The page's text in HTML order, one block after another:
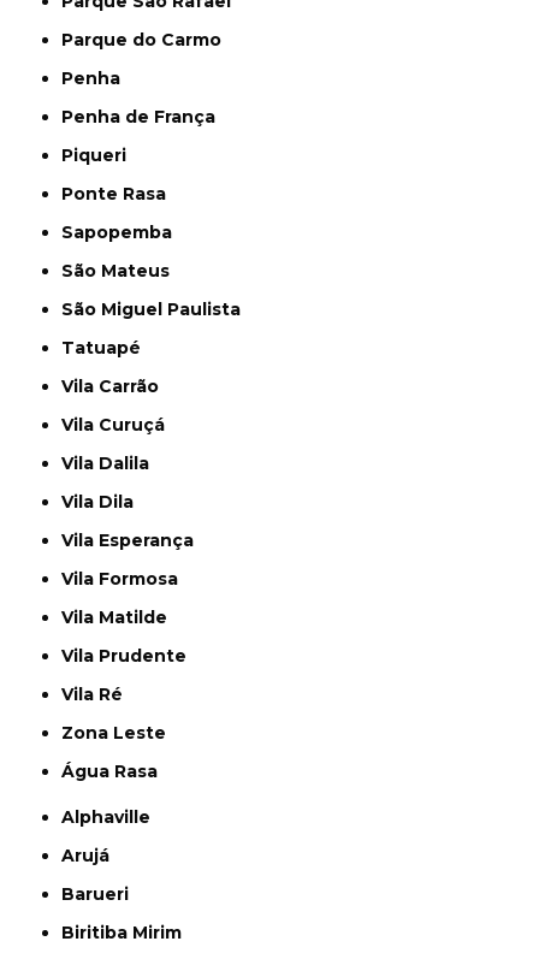
Parque do Carmo
Penha
Penha de França
Piqueri
Ponte Rasa
Sapopemba
São Mateus
São Miguel Paulista
Tatuapé
Vila Carrão
Vila Curuçá
Vila Dalila
Vila Dila
Vila Esperança
Vila Formosa
Vila Matilde
Vila Prudente
Vila Ré
Zona Leste
Água Rasa
Alphaville
Arujá
Barueri
Biritiba Mirim